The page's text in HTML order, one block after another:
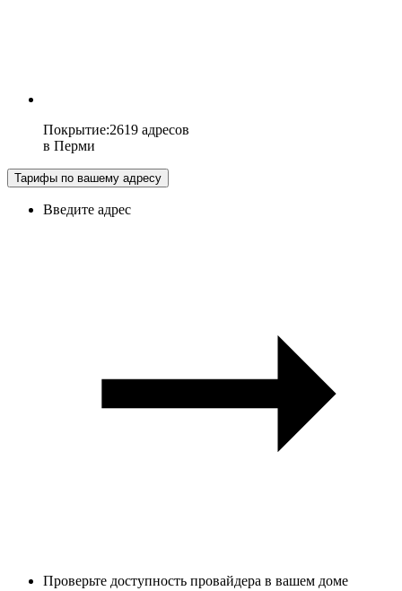
Покрытие:2619 адресов
в Перми
Тарифы по вашему адресу
Введите адрес
Проверьте доступность провайдера в вашем доме